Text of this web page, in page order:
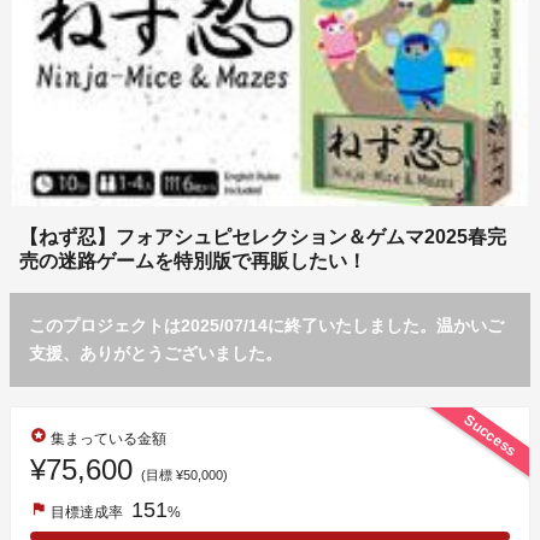
【ねず忍】フォアシュピセレクション＆ゲムマ2025春完
売の迷路ゲームを特別版で再販したい！
このプロジェクトは2025/07/14に終了いたしました。温かいご
支援、ありがとうございました。
Success
stars 集まっている金額
¥75,600 (目標 ¥50,000)
flag 目標達成率 151%